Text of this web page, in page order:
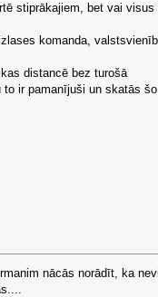
stiprākajiem, bet vai visus
komanda,
distancē bez turošā
ir pamanījuši un skatās
nācās norādīt, ka